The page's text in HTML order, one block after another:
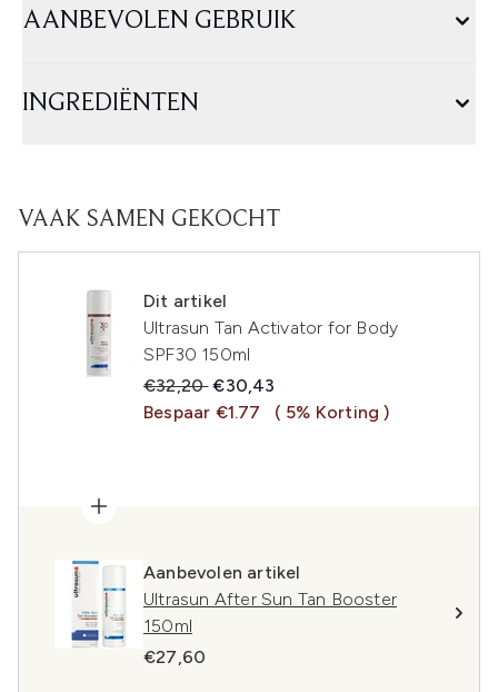
AANBEVOLEN GEBRUIK
INGREDIËNTEN
VAAK SAMEN GEKOCHT
Dit artikel
Ultrasun Tan Activator for Body
SPF30 150ml
Recommended Retail Price:
€32,20Huidige prijs:
€30,43
Bespaar €1.77
( 5% Korting )
Aanbevolen artikel
Ultrasun After Sun Tan Booster
150ml
€27,60